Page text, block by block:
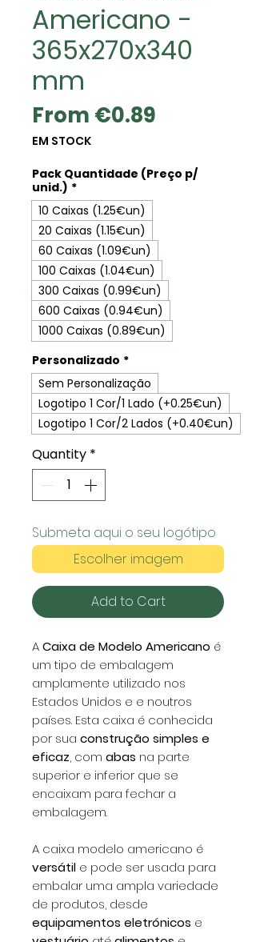
Americano -
365x270x340
mm
From €0.89
EM STOCK
Pack Quantidade (Preço p/
unid.) *
10 Caixas (1.25€un)
20 Caixas (1.15€un)
60 Caixas (1.09€un)
100 Caixas (1.04€un)
300 Caixas (0.99€un)
600 Caixas (0.94€un)
1000 Caixas (0.89€un)
Personalizado *
Sem Personalização
Logotipo 1 Cor/1 Lado (+0.25€un)
Logotipo 1 Cor/2 Lados (+0.40€un)
Quantity *
Submeta aqui o seu logótipo
Escolher imagem
Add to Cart
ACaixa de Modelo Americano é
um tipo de embalagem
amplamente utilizado nos
Estados Unidos e e noutros
países. Esta caixa é conhecida
por sua construção simples e
eficaz, com abas na parte
superior e inferior que se
encaixam para fechar a
embalagem.
A caixa modelo americano é
versátil e pode ser usada para
embalar uma ampla variedade
de produtos, desde
equipamentos eletrónicos e